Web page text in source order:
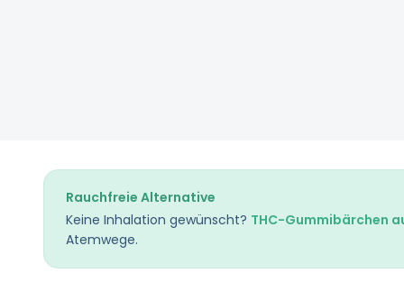
Rauchfreie Alternative
Keine Inhalation gewünscht? THC-Gummibärchen
Atemwege.